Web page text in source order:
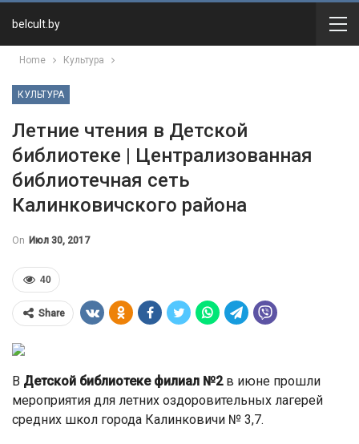
belcult.by
Home Культура
КУЛЬТУРА
Летние чтения в Детской
библиотеке | Централизованная
библиотечная сеть
Калинковичского района
On Июл 30, 2017
40
Share
В Детской библиотеке филиал №2в июне прошли
мероприятия для летних оздоровительных лагерей
средних школ города Калинковичи № 3,7.